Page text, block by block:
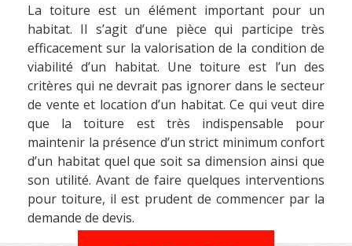
La toiture est un élément important pour un
habitat. Il s’agit d’une pièce qui participe très
efficacement sur la valorisation de la condition de
viabilité d’un habitat. Une toiture est l’un des
critères qui ne devrait pas ignorer dans le secteur
de vente et location d’un habitat. Ce qui veut dire
que la toiture est très indispensable pour
maintenir la présence d’un strict minimum confort
d’un habitat quel que soit sa dimension ainsi que
son utilité. Avant de faire quelques interventions
pour toiture, il est prudent de commencer par la
demande de devis.